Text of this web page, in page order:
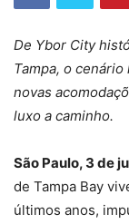
De Ybor City
Tampa, o
novas
luxo a caminho.
São Paulo, 3 de
de Tampa Bay
últimos anos,